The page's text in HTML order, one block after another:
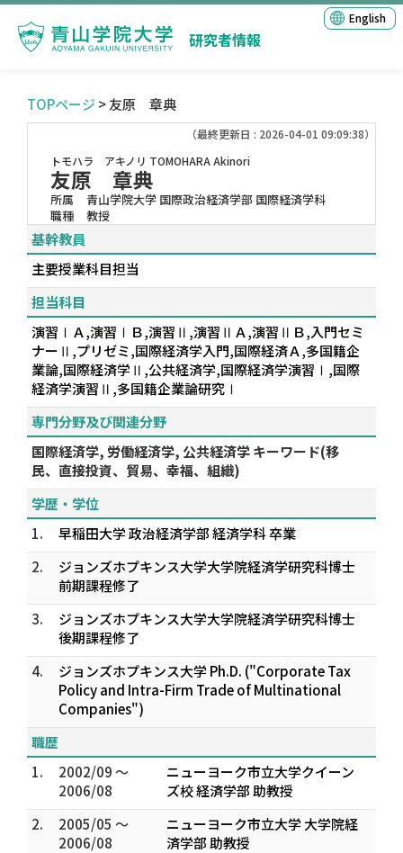
研究者情報
English
TOPページ > 友原 章典
（最終更新日 : 2026-04-01 09:09:38）
トモハラ アキノリ TOMOHARA Akinori
友原 章典
所属
青山学院大学 国際政治経済学部 国際経済学科
職種
教授
基幹教員
主要授業科目担当
担当科目
演習ⅠＡ,演習ⅠＢ,演習Ⅱ,演習ⅡＡ,演習ⅡＢ,入門セミ
ナーⅡ,プリゼミ,国際経済学入門,国際経済Ａ,多国籍企
業論,国際経済学Ⅱ,公共経済学,国際経済学演習Ⅰ,国際
経済学演習Ⅱ,多国籍企業論研究Ⅰ
専門分野及び関連分野
国際経済学, 労働経済学, 公共経済学 キーワード(移
民、直接投資、貿易、幸福、組織)
学歴・学位
1.
早稲田大学 政治経済学部 経済学科 卒業
2.
ジョンズホプキンス大学大学院経済学研究科博士
前期課程修了
3.
ジョンズホプキンス大学大学院経済学研究科博士
後期課程修了
4.
ジョンズホプキンス大学 Ph.D. ("Corporate Tax
Policy and Intra-Firm Trade of Multinational
Companies")
職歴
1.
2002/09 ～
2006/08
ニューヨーク市立大学クイーン
ズ校 経済学部 助教授
2.
2005/05 ～
2006/08
ニューヨーク市立大学 大学院経
済学部 助教授